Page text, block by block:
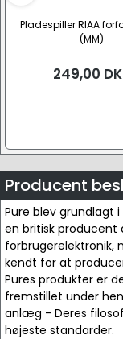
Pladespiller RIAA
(MM)
249,00
Producent
Pure blev grundlagt
en britisk producent
forbrugerelektronik,
kendt for at
Pures produkter er
fremstillet under
anlæg - Deres
højeste standarder.